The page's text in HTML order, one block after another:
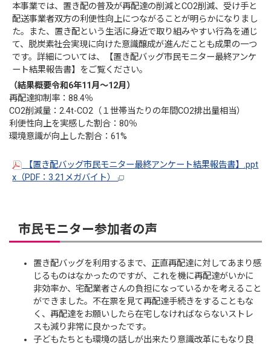
本事業では、置き配の普及が再配達の削減とCO2削減、受け手と
配送事業者双方の利便性向上につながることが明らかになりまし
た。また、置き配という生活に身近で取り組みやすい行為を通じ
て、脱炭素社会実現に向けた意識醸成が進んだことも成果の一つ
です。詳細については、【置き配バッグ市民モニター最終アンケ
ート結果報告書】をご覧ください。
（結果概要令和6年11月～12月）
再配達抑制率：88.4％
CO2削減量：2.4t-CO2（１世帯当たりの年間CO2排出量相当）
利便性向上を実感した割合：80％
環境意識が向上した割合：61%
【置き配バッグ市民モニター最終アンケート結果報告書】.ppt
x（PDF：3.21メガバイト）
市民モニター参加者の声
置き配バッグを利用するまで、正直再配達に対してあまり感
じるものはなかったのですが、これを機に再配達がいかに
非効率か、宅配業者さんの負担になっているかを考えること
ができました。不在票を見て再配達手続きをすることもな
く、再配達をお願いしたら在宅しなければならないストレ
スも減り非常に良かったです。
子どもたちとも環境の話しが出来たり意識改革にもなり良